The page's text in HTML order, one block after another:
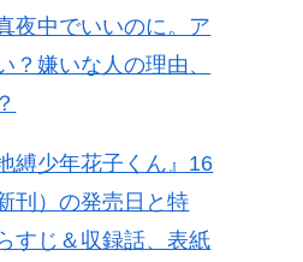
夜中でいいのに。ア
？嫌いな人の理由、
縛少年花子くん』16
刊）の発売日と特
すじ＆収録話、表紙